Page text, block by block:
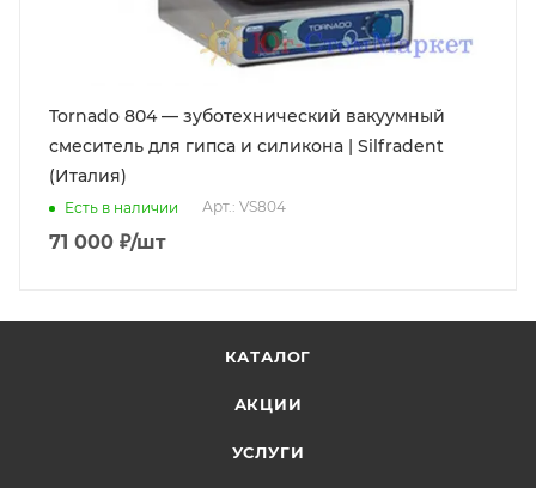
Tornado 804 — зуботехнический вакуумный
смеситель для гипса и силикона | Silfradent
(Италия)
Есть в наличии Арт.: VS804
71 000 ₽/шт
КАТАЛОГ
АКЦИИ
УСЛУГИ